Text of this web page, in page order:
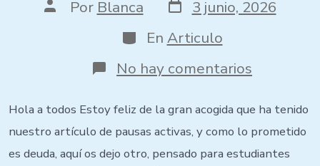
Por Blanca
3 junio, 2026
En Articulo
No hay comentarios
Hola a todos Estoy feliz de la gran acogida que ha tenido
nuestro artículo de pausas activas, y como lo prometido
es deuda, aquí os dejo otro, pensado para estudiantes